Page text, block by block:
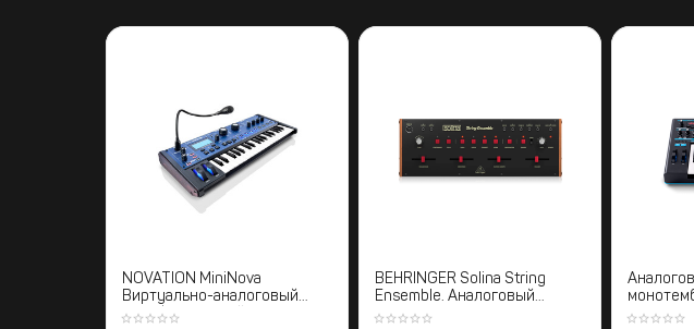
NOVATION MiniNova
Виртуально-аналоговый
полифонический синтезатор
BEHRINGER Solina String
Ensemble. Аналоговый
синтезатор